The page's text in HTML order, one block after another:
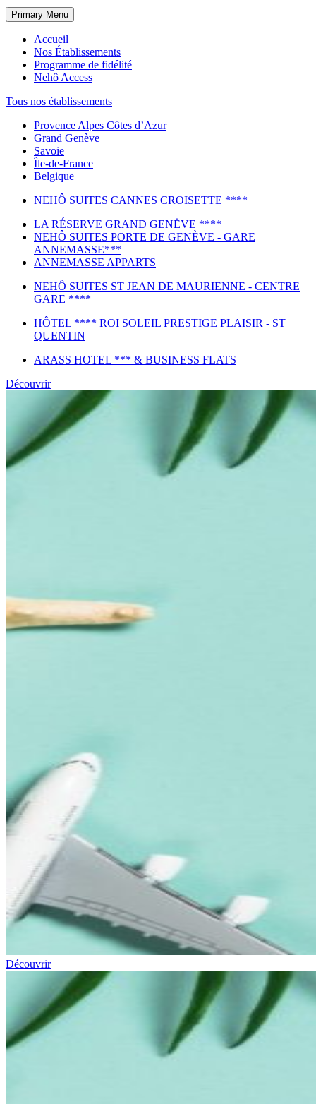
Primary Menu
Accueil
Nos Établissements
Programme de fidélité
Nehô Access
Tous nos établissements
Provence Alpes Côtes d’Azur
Grand Genève
Savoie
Île-de-France
Belgique
NEHÔ SUITES CANNES CROISETTE ****
LA RÉSERVE GRAND GENĖVE ****
NEHÔ SUITES PORTE DE GENÈVE - GARE
ANNEMASSE***
ANNEMASSE APPARTS
NEHÔ SUITES ST JEAN DE MAURIENNE - CENTRE
GARE ****
HÔTEL **** ROI SOLEIL PRESTIGE PLAISIR - ST
QUENTIN
ARASS HOTEL *** & BUSINESS FLATS
Découvrir
Découvrir